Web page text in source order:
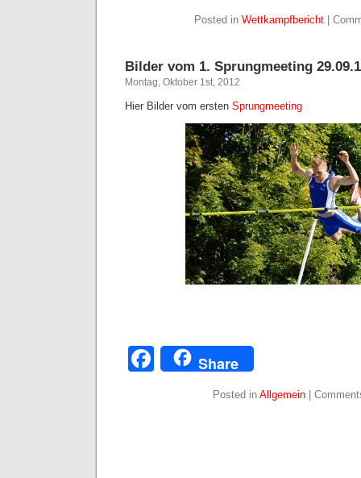
Posted in Wettkampfbericht|
Bilder vom 1. Sprungmeeting
Montag, Oktober 1st, 2012
Hier Bilder vom ersten Sprungmeeting
Facebook
Share
Posted in Allgemein|